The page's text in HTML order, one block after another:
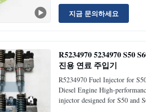
E325D Part Number: 557-7627
Excavator Accessories MOQ 1
Condition: Original
지금 문의하세요
R5234970 5234970 S50
진용 연료 주입기
R5234970 Fuel Injector for
Diesel Engine High-
injector designed for S50 and